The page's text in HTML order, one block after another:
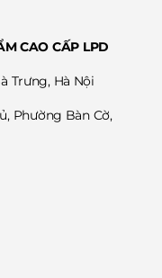
CAO CẤP LPD
Trưng, Hà Nội
Phường Bàn Cờ,